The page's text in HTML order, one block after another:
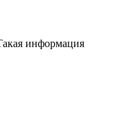
информация